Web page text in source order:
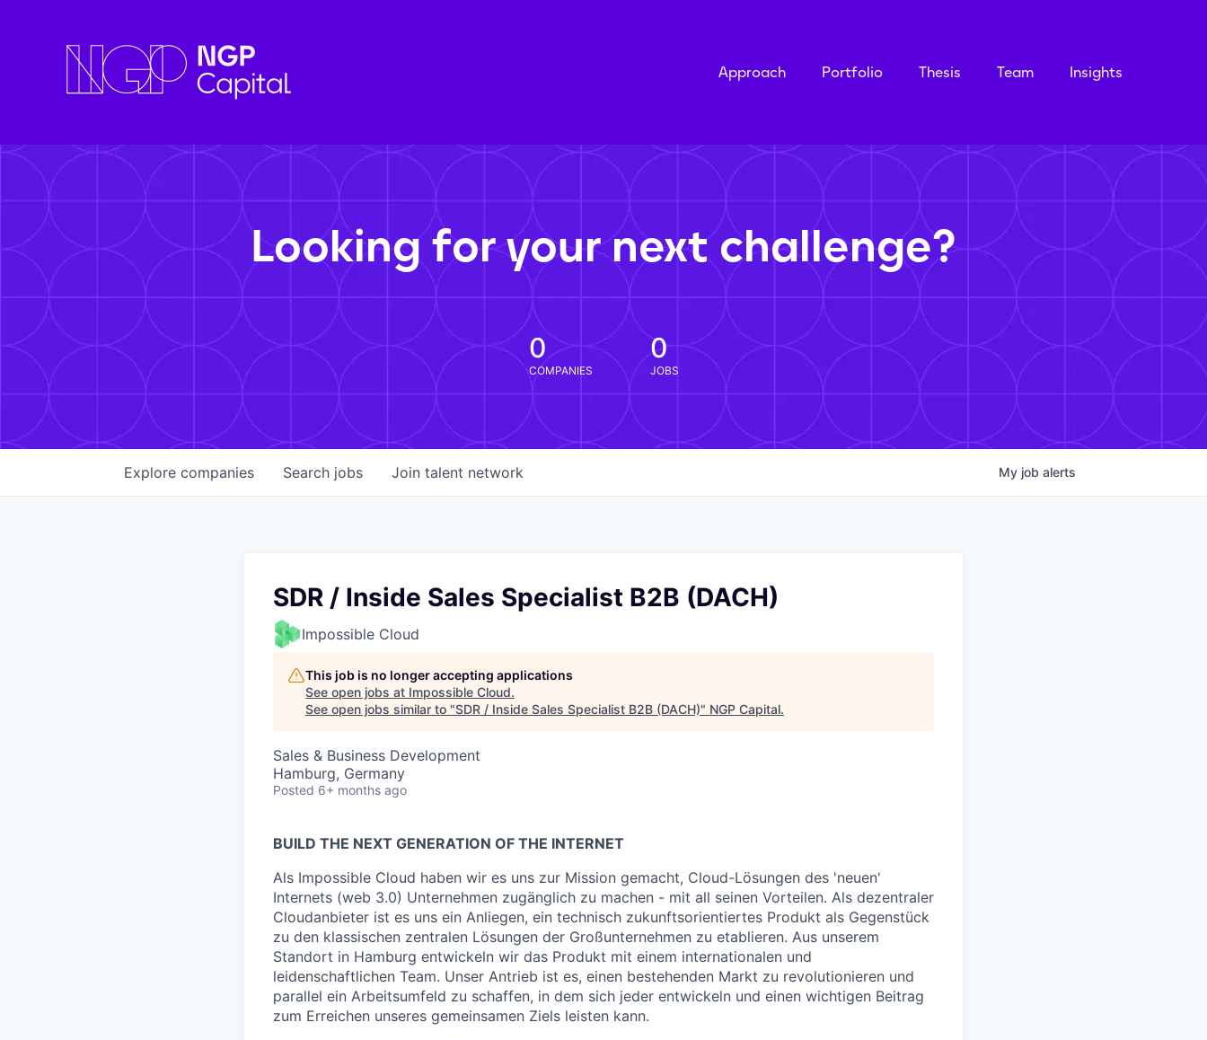
Approach Portfolio Thesis Team Insights
Looking for your next challenge?
0
COMPANIES
0
JOBS
Search jobs
Explore companies Join talent network My job alerts
SDR / Inside Sales Specialist B2B (DACH)
Impossible Cloud
This job is no longer accepting applications
See open jobs at Impossible Cloud.
See open jobs similar to "SDR / Inside Sales Specialist B2B (DACH)" NGP Capital.
Sales & Business Development
Hamburg, Germany
Posted 6+ months ago
BUILD THE NEXT GENERATION OF THE INTERNET
Als Impossible Cloud haben wir es uns zur Mission gemacht, Cloud-Lösungen des 'neuen'
Internets (web 3.0) Unternehmen zugänglich zu machen - mit all seinen Vorteilen. Als dezentraler
Cloudanbieter ist es uns ein Anliegen, ein technisch zukunftsorientiertes Produkt als Gegenstück
zu den klassischen zentralen Lösungen der Großunternehmen zu etablieren. Aus unserem
Standort in Hamburg entwickeln wir das Produkt mit einem internationalen und
leidenschaftlichen Team. Unser Antrieb ist es, einen bestehenden Markt zu revolutionieren und
parallel ein Arbeitsumfeld zu schaffen, in dem sich jeder entwickeln und einen wichtigen Beitrag
zum Erreichen unseres gemeinsamen Ziels leisten kann.